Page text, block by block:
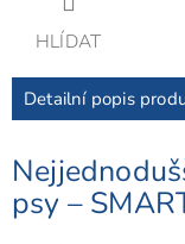
HLÍDAT
Detailní popis
psy –